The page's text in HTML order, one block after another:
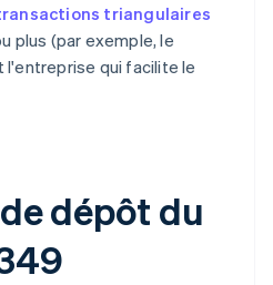
triangulaires
plus (par exemple, le
l'entreprise qui facilite le
dépôt du